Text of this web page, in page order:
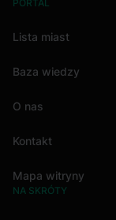
PORTAL
Lista miast
Baza wiedzy
O nas
Kontakt
Mapa witryny
NA SKRÓTY